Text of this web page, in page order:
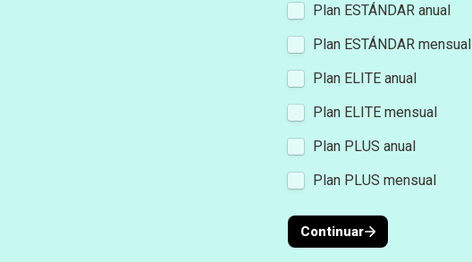
Plan ESTÁNDAR anual
Plan ESTÁNDAR mensual
Plan ELITE anual
Plan ELITE mensual
Plan PLUS anual
Plan PLUS mensual
Continuar